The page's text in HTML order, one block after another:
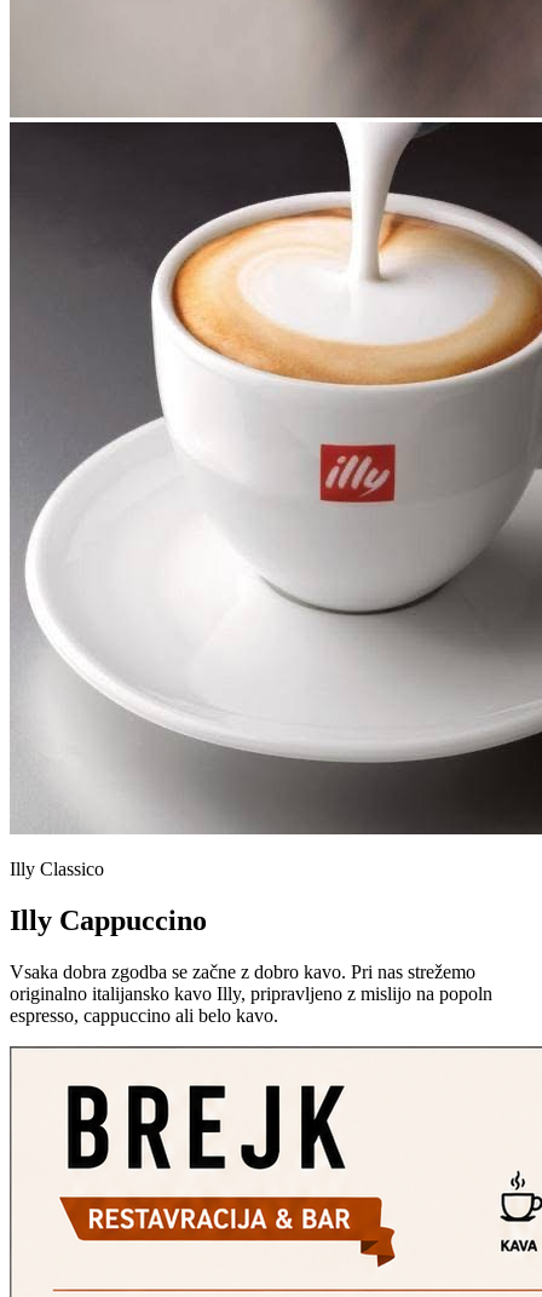
Illy Classico
Illy Cappuccino
Vsaka dobra zgodba se začne z dobro kavo. Pri nas strežemo
originalno italijansko kavo Illy, pripravljeno z mislijo na popoln
espresso, cappuccino ali belo kavo.